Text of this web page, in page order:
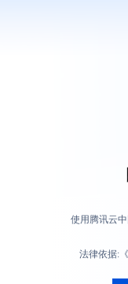
使用腾讯云
法律依据: